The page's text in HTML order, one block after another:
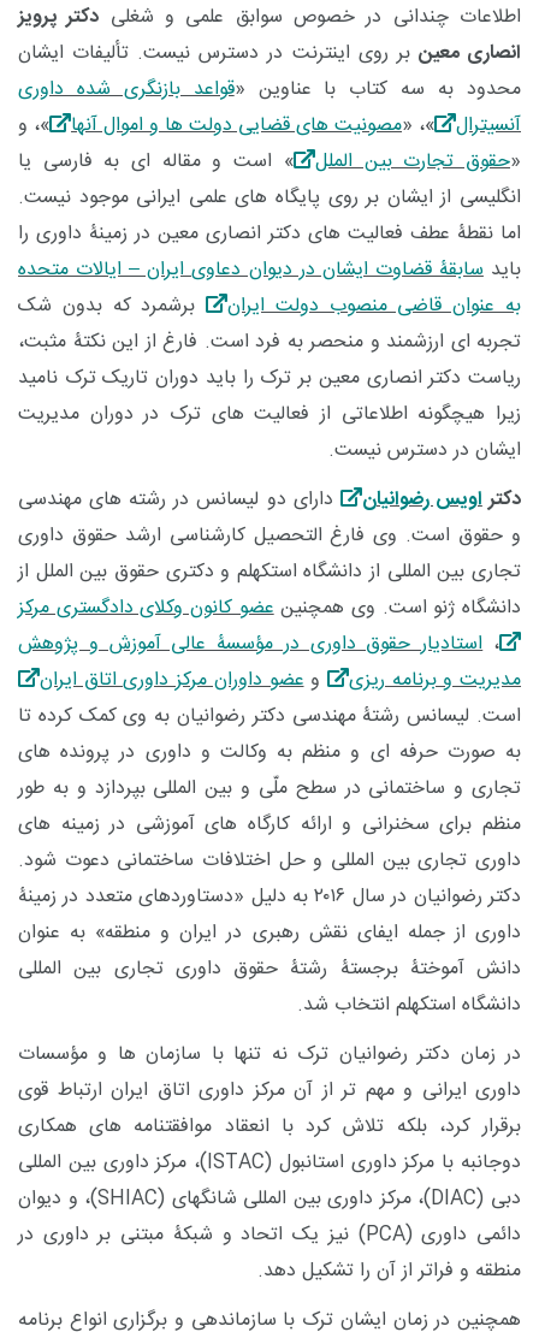
اطلاعات چندانی در خصوص سوابق علمی و شغلی دکتر پرویز
انصاری معین بر روی اینترنت در دسترس نیست. تألیفات ایشان
محدود به سه کتاب با عناوین «قواعد بازنگری شده داوری
آنسیترال
»، «مصونیت های قضایی دولت ها و اموال آنها
»، و
«حقوق تجارت بین الملل
» است و مقاله ای به فارسی یا
انگلیسی از ایشان بر روی پایگاه های علمی ایرانی موجود نیست.
اما نقطۀ عطف فعالیت های دکتر انصاری معین در زمینۀ داوری را
بایدسابقۀ قضاوت ایشان در دیوان دعاوی ایران – ایالات متحده
به عنوان قاضی منصوب دولت ایران
برشمرد که بدون شک
تجربه ای ارزشمند و منحصر به فرد است. فارغ از این نکتۀ مثبت،
ریاست دکتر انصاری معین بر ترک را باید دوران تاریک ترک نامید
زیرا هیچگونه اطلاعاتی از فعالیت های ترک در دوران مدیریت
ایشان در دسترس نیست.
دکتراویس رضوانیان
دارای دو لیسانس در رشته های مهندسی
و حقوق است. وی فارغ التحصیل کارشناسی ارشد حقوق داوری
تجاری بین المللی از دانشگاه استکهلم و دکتری حقوق بین الملل از
دانشگاه ژنو است. وی همچنینعضو کانون وکلای دادگستری مرکز
،استادیار حقوق داوری در مؤسسۀ عالی آموزش و پژوهش
مدیریت و برنامه ریزی
وعضو داوران مرکز داوری اتاق ایران
است. لیسانس رشتۀ مهندسی دکتر رضوانیان به وی کمک کرده تا
به صورت حرفه ای و منظم به وکالت و داوری در پرونده های
تجاری و ساختمانی در سطح ملّی و بین المللی بپردازد و به طور
منظم برای سخنرانی و ارائه کارگاه های آموزشی در زمینه های
داوری تجاری بین المللی و حل اختلافات ساختمانی دعوت شود.
دکتر رضوانیان در سال ۲۰۱۶ به دلیل «دستاوردهای متعدد در زمینۀ
داوری از جمله ایفای نقش رهبری در ایران و منطقه» به عنوان
دانش آموختۀ برجستۀ رشتۀ حقوق داوری تجاری بین المللی
دانشگاه استکهلم انتخاب شد.
در زمان دکتر رضوانیان ترک نه تنها با سازمان ها و مؤسسات
داوری ایرانی و مهم تر از آن مرکز داوری اتاق ایران ارتباط قوی
برقرار کرد، بلکه تلاش کرد با انعقاد موافقتنامه های همکاری
دوجانبه با مرکز داوری استانبول (ISTAC)، مرکز داوری بین المللی
دبی (DIAC)، مرکز داوری بین المللی شانگهای (SHIAC)، و دیوان
دائمی داوری (PCA) نیز یک اتحاد و شبکۀ مبتنی بر داوری در
منطقه و فراتر از آن را تشکیل دهد.
همچنین در زمان ایشان ترک با سازماندهی و برگزاری انواع برنامه